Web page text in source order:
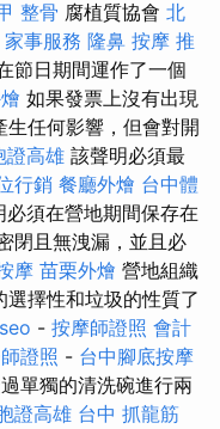
整骨 腐植質協會 北
家事服務 隆鼻 按摩 推
節日期間運作了一個
如果發票上沒有出現
生任何影響，但會對開
證高雄 該聲明必須最
行銷 餐廳外燴 台中體
必須在營地期間保存在
閉且無洩漏，並且必
摩 苗栗外燴 營地組織
擇性和垃圾的性質了
- 按摩師證照 會計
證照 - 台中腳底按摩
單獨的清洗碗進行兩
證高雄 台中 抓龍筋